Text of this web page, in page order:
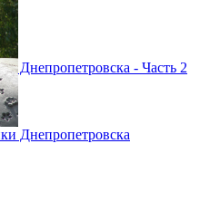
Днепропетровска - Часть 2
Днепропетровска